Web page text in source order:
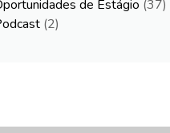
de Estágio (37)
(2)